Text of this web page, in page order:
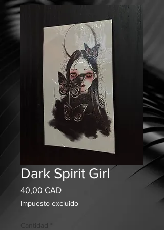
Dark Spirit Girl
40,00 CADPrecio
Impuesto excluido
Cantidad *